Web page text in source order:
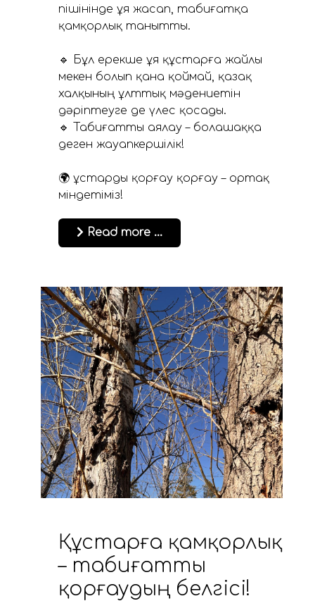
пішінінде ұя жасап, табиғатқа
қамқорлық танытты.
🔹 Бұл ерекше ұя құстарға жайлы
мекен болып қана қоймай, қазақ
халқының ұлттық мәдениетін
дәріптеуге де үлес қосады.
🔹 Табиғатты аялау – болашаққа
деген жауапкершілік!
🌍 Құстарды қорғау қорғау – ортақ
міндетіміз!
Read more …
Құстарға қамқорлық
– табиғатты
қорғаудың белгісі!